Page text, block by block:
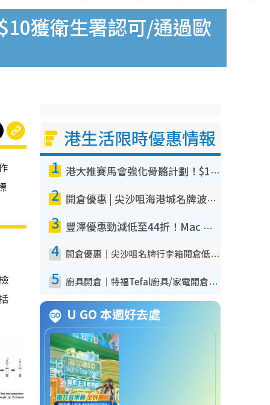
獲衛生署認可/通過歐
港生活限時優惠情報
1 港大推賽馬會強化骨骼計劃！$100骨質密度X光檢查 完成免費運動訓練送超市禮券！附參加資格
2 開倉優惠 | 尖沙咀海港城名牌波鞋開倉低至1折！On鞋$899起／Joy&Peace鞋履$98起
3 豐澤優惠勁減低至44折！Mac mini/iPhone17Pro大減價！廚房家電$220起
4 開倉優惠｜尖沙咀名牌行李箱開倉低至4折！一連5日 American Tourister/ace./Hallmark $200起！
5 廚具開倉｜特福Tefal廚具/家電開倉低至3折！$220起買平底鍋/炒鑊/湯煲！電飯煲/吸塵機/燙斗$418起
U GO 本週好去處